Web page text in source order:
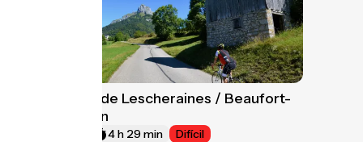
Variante de Lescheraines / Beaufort-
sur-Doron
4 h 29 min Difícil